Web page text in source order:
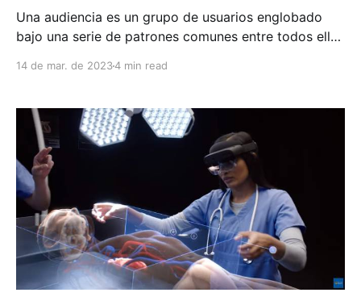
Una audiencia es un grupo de usuarios englobado
bajo una serie de patrones comunes entre todos ellos
plataformas de Google. Dicho esto, vamos a
14 de mar. de 20234 min read